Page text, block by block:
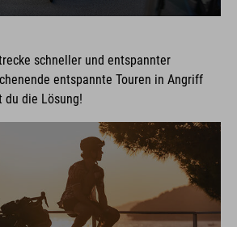
schneller und entspannter
entspannte Touren in Angriff
du die Lösung!